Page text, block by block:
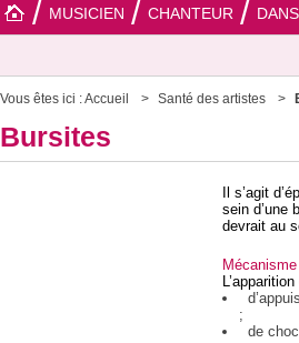
MUSICIEN CHANTEUR
Vous êtes ici :Accueil Santé des artistes
Bursites
Il s’agit
sein d’une
devrait au
Mécanisme
;
de